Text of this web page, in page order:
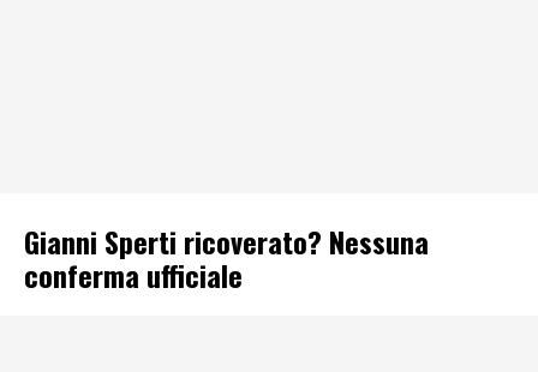
Gianni Sperti ricoverato? Nessuna
conferma ufficiale